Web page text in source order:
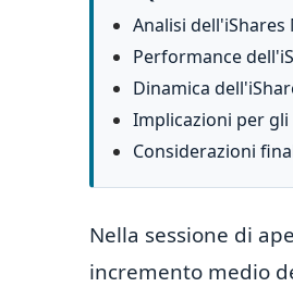
Analisi dell'iShares
Performance
Dinamica
Implicazioni per
Considerazioni
Nella sessione di
incremento medio